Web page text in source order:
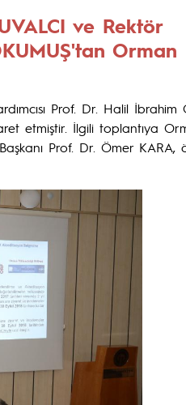
ve Rektör
Orman
Prof. Dr. Halil İbrahim
etmiştir. İlgili toplantıya
Prof. Dr. Ömer KARA,